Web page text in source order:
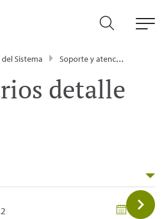
Sistema Soporte y atención
detalle